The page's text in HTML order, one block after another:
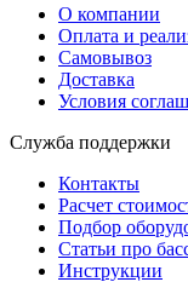
О компании
Оплата и
Самовывоз
Доставка
Условия
Служба поддержки
Контакты
Расчет
Подбор
Статьи про
Инструкции